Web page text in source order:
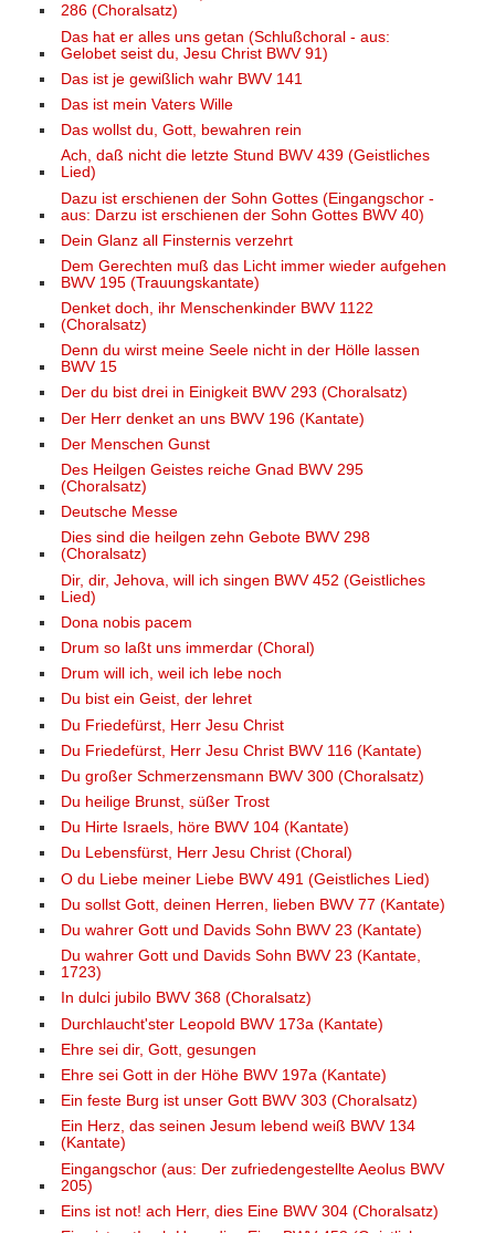
286 (Choralsatz)
Das hat er alles uns getan (Schlußchoral - aus:
Gelobet seist du, Jesu Christ BWV 91)
Das ist je gewißlich wahr BWV 141
Das ist mein Vaters Wille
Das wollst du, Gott, bewahren rein
Ach, daß nicht die letzte Stund BWV 439 (Geistliches
Lied)
Dazu ist erschienen der Sohn Gottes (Eingangschor -
aus: Darzu ist erschienen der Sohn Gottes BWV 40)
Dein Glanz all Finsternis verzehrt
Dem Gerechten muß das Licht immer wieder aufgehen
BWV 195 (Trauungskantate)
Denket doch, ihr Menschenkinder BWV 1122
(Choralsatz)
Denn du wirst meine Seele nicht in der Hölle lassen
BWV 15
Der du bist drei in Einigkeit BWV 293 (Choralsatz)
Der Herr denket an uns BWV 196 (Kantate)
Der Menschen Gunst
Des Heilgen Geistes reiche Gnad BWV 295
(Choralsatz)
Deutsche Messe
Dies sind die heilgen zehn Gebote BWV 298
(Choralsatz)
Dir, dir, Jehova, will ich singen BWV 452 (Geistliches
Lied)
Dona nobis pacem
Drum so laßt uns immerdar (Choral)
Drum will ich, weil ich lebe noch
Du bist ein Geist, der lehret
Du Friedefürst, Herr Jesu Christ
Du Friedefürst, Herr Jesu Christ BWV 116 (Kantate)
Du großer Schmerzensmann BWV 300 (Choralsatz)
Du heilige Brunst, süßer Trost
Du Hirte Israels, höre BWV 104 (Kantate)
Du Lebensfürst, Herr Jesu Christ (Choral)
O du Liebe meiner Liebe BWV 491 (Geistliches Lied)
Du sollst Gott, deinen Herren, lieben BWV 77 (Kantate)
Du wahrer Gott und Davids Sohn BWV 23 (Kantate)
Du wahrer Gott und Davids Sohn BWV 23 (Kantate,
1723)
In dulci jubilo BWV 368 (Choralsatz)
Durchlaucht'ster Leopold BWV 173a (Kantate)
Ehre sei dir, Gott, gesungen
Ehre sei Gott in der Höhe BWV 197a (Kantate)
Ein feste Burg ist unser Gott BWV 303 (Choralsatz)
Ein Herz, das seinen Jesum lebend weiß BWV 134
(Kantate)
Eingangschor (aus: Der zufriedengestellte Aeolus BWV
205)
Eins ist not! ach Herr, dies Eine BWV 304 (Choralsatz)